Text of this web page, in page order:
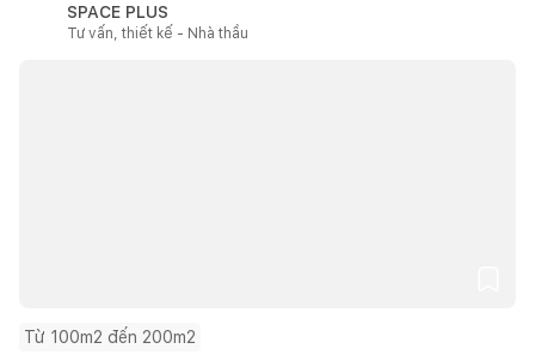
SPACE PLUS
Tư vấn, thiết kế - Nhà thầu
Từ 100m2 đến 200m2